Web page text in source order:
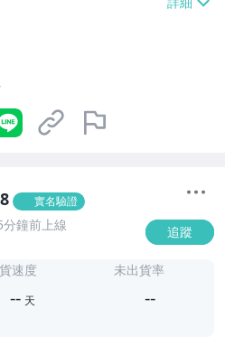
實名驗證
分鐘前上線 追蹤
速度
-- 天
未出貨率
--